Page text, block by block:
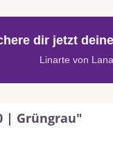
dir jetzt
Linarte von
| Grüngrau"